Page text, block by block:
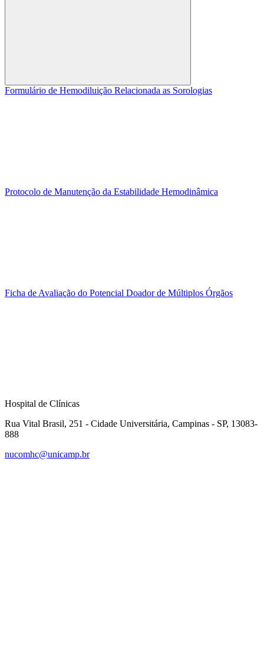
Buscar
Formulário de Hemodiluição Relacionada as Sorologias
Protocolo de Manutenção da Estabilidade Hemodinâmica
Ficha de Avaliação do Potencial Doador de Múltiplos Órgãos
Hospital de Clínicas
Rua Vital Brasil, 251 - Cidade Universitária, Campinas - SP, 13083-
888
nucomhc@unicamp.br